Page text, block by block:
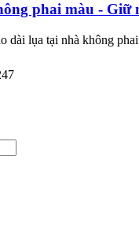
phai màu - Giữ
dài lụa tại nhà không